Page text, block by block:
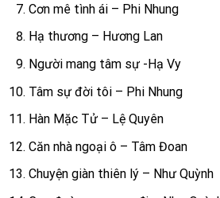
Cơn mê tình ái – Phi Nhung
Hạ thương – Hương Lan
Người mang tâm sự -Hạ Vy
Tâm sự đời tôi – Phi Nhung
Hàn Mặc Tử – Lệ Quyên
Căn nhà ngoại ô – Tâm Đoan
Chuyện giàn thiên lý – Như Quỳnh